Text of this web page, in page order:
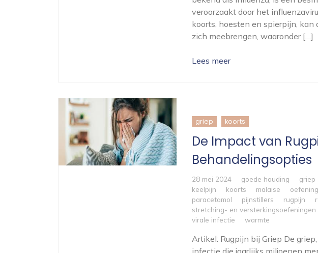
veroorzaakt door het
koorts, hoesten en spierpijn,
zich meebrengen, waaronder […]
Lees meer
griep koorts
De Impact van
Behandelingsopties
28 mei 2024 goede houding griep
keelpijn
koorts malaise
paracetamol
pijnstillers rugpijn
stretching- en versterkingsoefeningen
virale infectie
warmte
Artikel: Rugpijn bij Griep De
infectie die jaarlijks miljoenen